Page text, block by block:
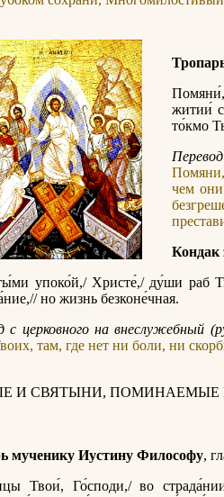
житии́
то́кмо
чем
Кондак
упоко́й,/ Христе́,/ ду́ши раб
но жизнь безконе́чная.
с церковного на внеслужебный
там, где нет ни боли, ни
И СВЯТЫНИ, ПОМИНАЕМЫЕ
мученику Иустину Философу,
Твои́, Го́споди,/ во